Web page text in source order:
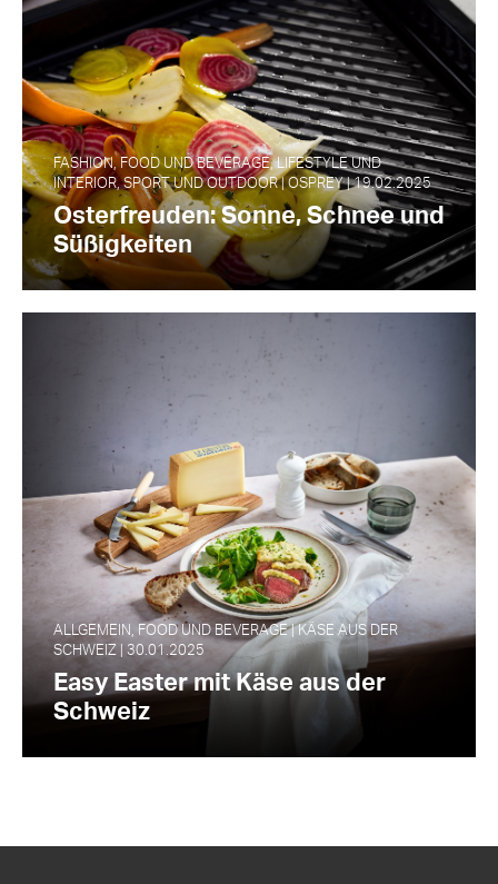
FASHION, FOOD UND BEVERAGE, LIFESTYLE UND
INTERIOR, SPORT UND OUTDOOR | OSPREY | 19.02.2025
Osterfreuden: Sonne, Schnee und
Süßigkeiten
ALLGEMEIN, FOOD UND BEVERAGE | KÄSE AUS DER
SCHWEIZ | 30.01.2025
Easy Easter mit Käse aus der
Schweiz